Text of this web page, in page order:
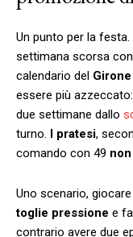
Un punto per la festa.
settimana scorsa
calendario del Girone
essere più
due settimane dallo
turno. I pratesi,
comando con 49
Uno scenario,
toglie pressione e
contrario avere due